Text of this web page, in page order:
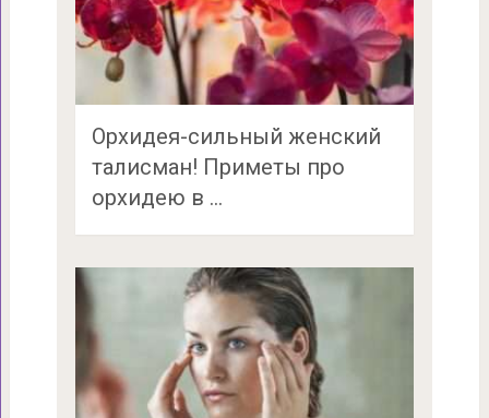
Орхидея-сильный женский
талисман! Приметы про
орхидею в …